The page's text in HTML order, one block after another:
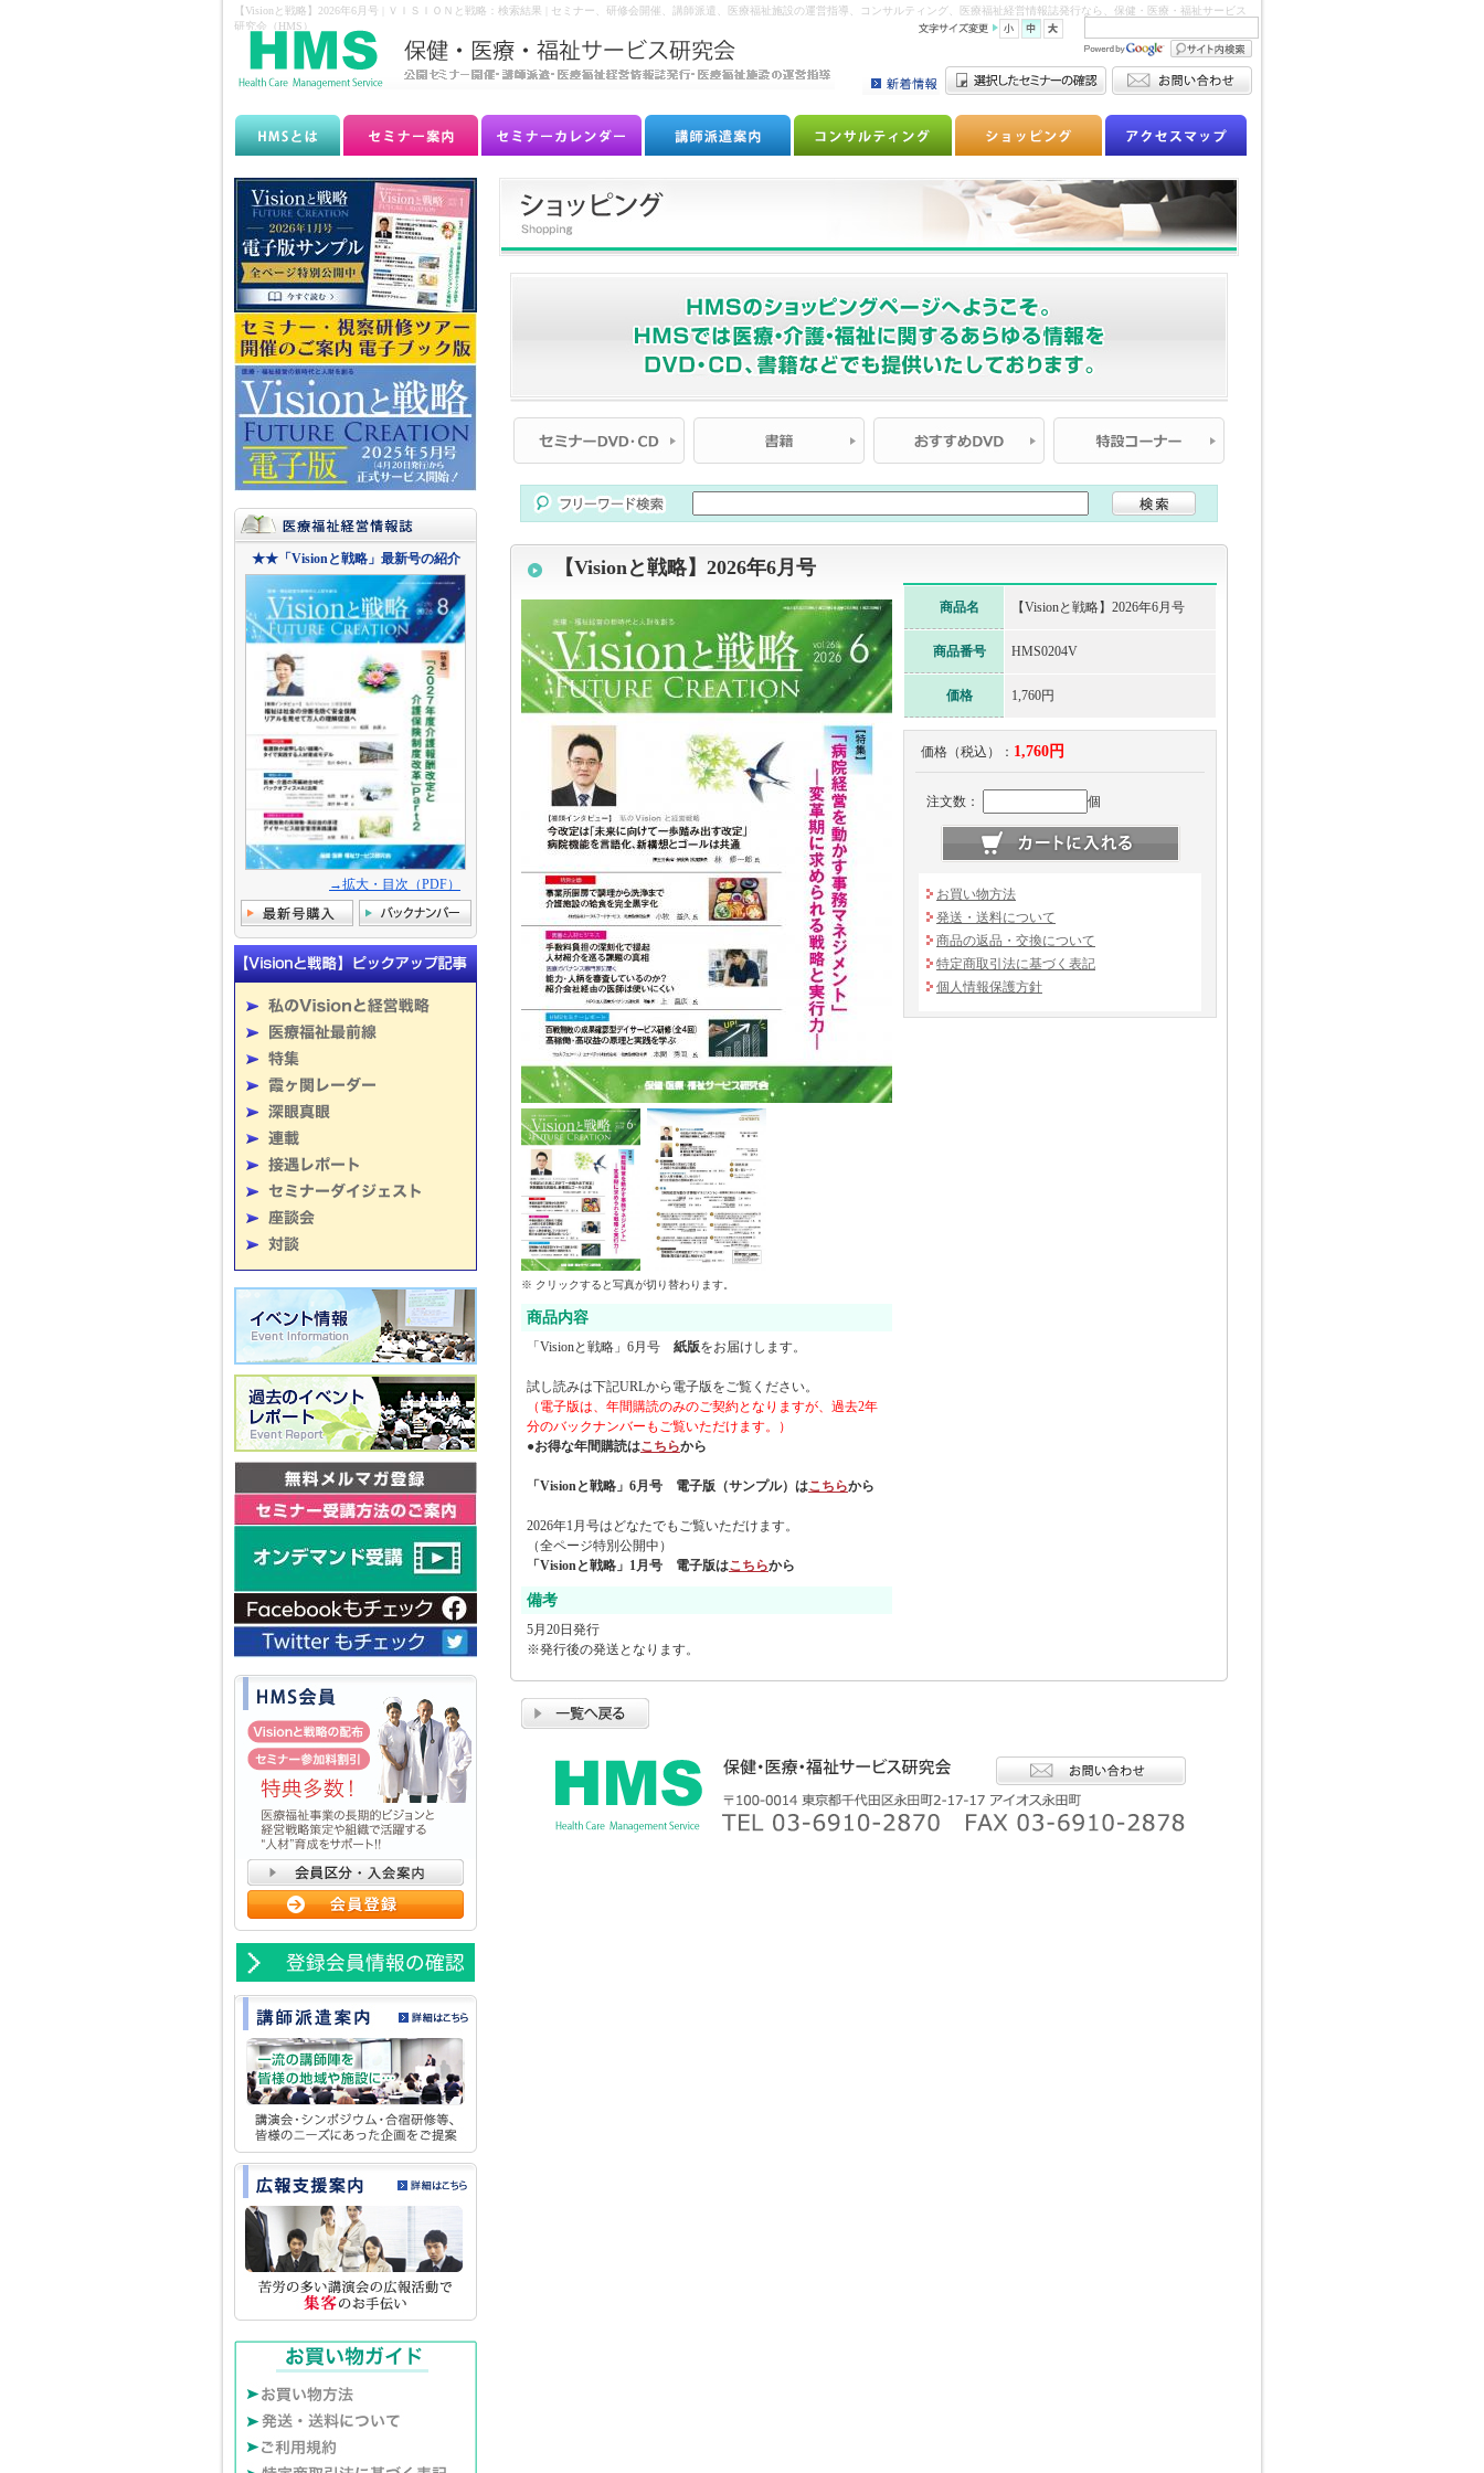
【Visionと戦略】2026年6月号 | ＶＩＳＩＯＮと戦略：検索結果 | セミナー、研修会開催、講師派遣、医療福祉施設の運営指導、コンサルティング、医療福祉経営情報誌発行なら、保健・医療・福祉サービス
研究会（HMS）
★★「Visionと戦略」最新号の紹介
→拡大・目次（PDF）
【Visionと戦略】2026年6月号
※ クリックすると写真が切り替わります。
商品内容
「Visionと戦略」6月号 紙版をお届けします。
試し読みは下記URLから電子版をご覧ください。
（電子版は、年間購読のみのご契約となりますが、過去2年
分のバックナンバーもご覧いただけます。）
●お得な年間購読はこちらから
「Visionと戦略」6月号 電子版（サンプル）はこちらから
2026年1月号はどなたでもご覧いただけます。
（全ページ特別公開中）
「Visionと戦略」1月号 電子版はこちらから
備考
5月20日発行
※発行後の発送となります。
商品名 【Visionと戦略】2026年6月号
商品番号 HMS0204V
価格 1,760円
価格（税込）： 1,760円
注文数： 個
お買い物方法
発送・送料について
商品の返品・交換について
特定商取引法に基づく表記
個人情報保護方針